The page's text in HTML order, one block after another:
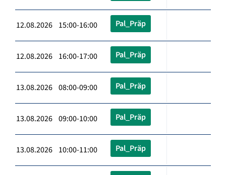
12.08.2026 15:00-16:00 Pal_Präp
12.08.2026 16:00-17:00 Pal_Präp
13.08.2026 08:00-09:00 Pal_Präp
13.08.2026 09:00-10:00 Pal_Präp
13.08.2026 10:00-11:00 Pal_Präp